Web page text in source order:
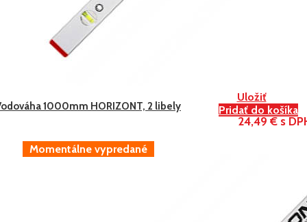
Uložiť
Pridať do košíka
1000mm HORIZONT, 2 libely
24,49 € s